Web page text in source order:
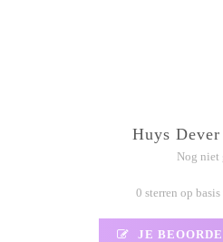
Huys
Nog niet
0 sterren op
JE